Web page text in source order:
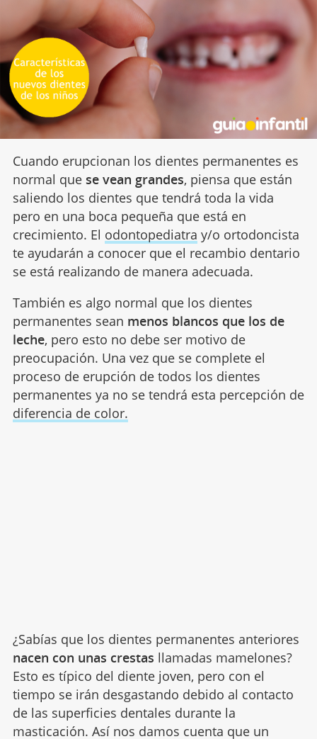
Cuando erupcionan los dientes permanentes es
normal quese vean grandes, piensa que están
saliendo los dientes que tendrá toda la vida
pero en una boca pequeña que está en
crecimiento. El odontopediatra y/o ortodoncista
te ayudarán a conocer que el recambio dentario
se está realizando de manera adecuada.
También es algo normal que los dientes
permanentes sean menos blancos que los de
leche, pero esto no debe ser motivo de
preocupación. Una vez que se complete el
proceso de erupción de todos los dientes
permanentes ya no se tendrá esta percepción de
diferencia de color.
¿Sabías que los dientes permanentes anteriores
nacen con unas crestas llamadas mamelones?
Esto es típico del diente joven, pero con el
tiempo se irán desgastando debido al contacto
de las superficies dentales durante la
masticación. Así nos damos cuenta que un